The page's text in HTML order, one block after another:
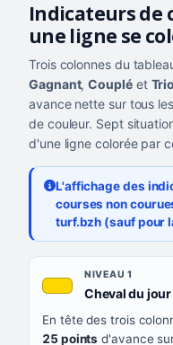
Indicateurs de
une ligne se
Trois colonnes du
Gagnant,Coupléet Trio
avance nette sur tous
de couleur. Sept
d'une ligne colorée par
L'affichage des
courses non
turf.bzh (sauf pour
QUAND LA LIGNE PREND
CE QUE CELA VOUS DIT
NIVEAU 1
Cheval du jour
En tête des trois
25 points d'avance